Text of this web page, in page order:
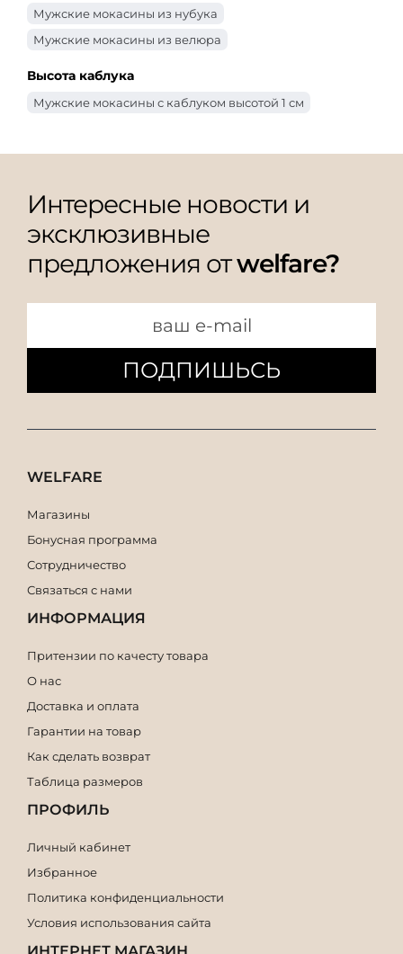
Мужские мокасины из нубука
Мужские мокасины из велюра
Высота каблука
Мужские мокасины с каблуком высотой 1 см
Интересные новости и
эксклюзивные
предложения отwelfare?
ПОДПИШЬСЬ
WELFARE
Магазины
Бонусная программа
Сотрудничество
Связаться с нами
ИНФОРМАЦИЯ
Притензии по качесту товара
О нас
Доставка и оплата
Гарантии на товар
Как сделать возврат
Таблица размеров
ПРОФИЛЬ
Личный кабинет
Избранное
Политика конфиденциальности
Условия использования сайта